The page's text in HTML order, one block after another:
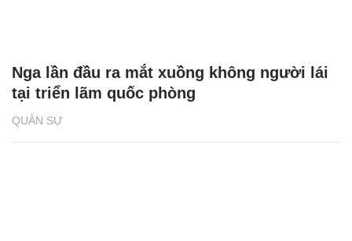
QUÂN SỰ
Nga lần đầu ra mắt xuồng không người lái
tại triển lãm quốc phòng